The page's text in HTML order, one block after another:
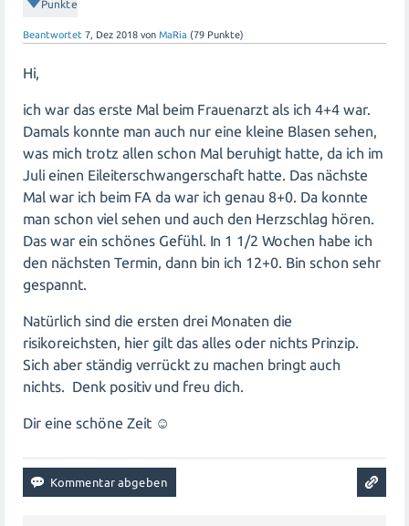
Punkte
Beantwortet 7, Dez 2018 von MaRia (79 Punkte)
Hi,
ich war das erste Mal beim Frauenarzt als ich 4+4 war.
Damals konnte man auch nur eine kleine Blasen sehen,
was mich trotz allen schon Mal beruhigt hatte, da ich im
Juli einen Eileiterschwangerschaft hatte. Das nächste
Mal war ich beim FA da war ich genau 8+0. Da konnte
man schon viel sehen und auch den Herzschlag hören.
Das war ein schönes Gefühl. In 1 1/2 Wochen habe ich
den nächsten Termin, dann bin ich 12+0. Bin schon sehr
gespannt.
Natürlich sind die ersten drei Monaten die
risikoreichsten, hier gilt das alles oder nichts Prinzip.
Sich aber ständig verrückt zu machen bringt auch
nichts. Denk positiv und freu dich.
Dir eine schöne Zeit ☺